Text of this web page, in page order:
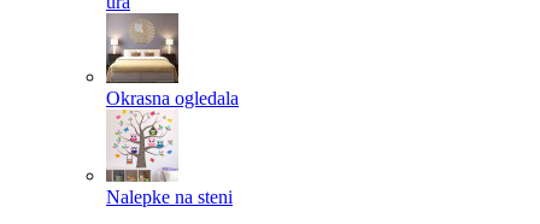
Okrasna ogledala
Nalepke na steni